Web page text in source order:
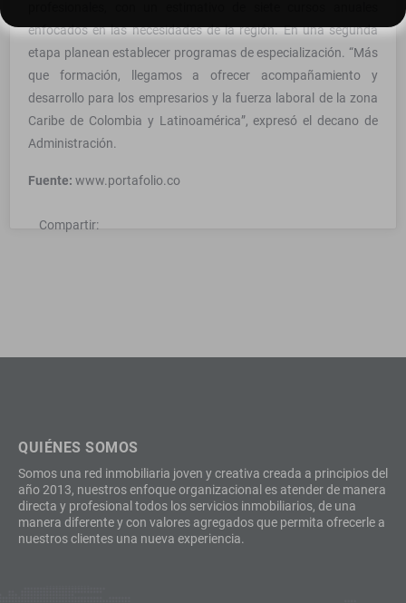
enfocados en las necesidades de la región. En una segunda
etapa planean establecer programas de especialización. “Más
que formación, llegamos a ofrecer acompañamiento y
desarrollo para los empresarios y la fuerza laboral de la zona
Caribe de Colombia y Latinoamérica”, expresó el decano de
Administración.
Fuente: www.portafolio.co
Compartir:
QUIÉNES SOMOS
Somos una red inmobiliaria joven y creativa creada a principios del
año 2013, nuestros enfoque organizacional es atender de manera
directa y profesional todos los servicios inmobiliarios, de una
manera diferente y con valores agregados que permita ofrecerle a
nuestros clientes una nueva experiencia.